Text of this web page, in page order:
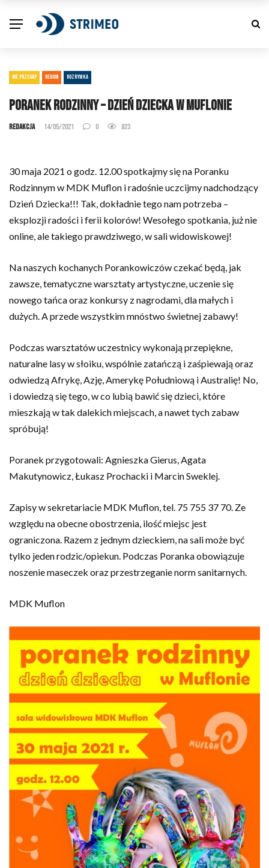
NIE PRZEGAP REGION ROZRYWKA
Poranek Rodzinny – Dzień Dziecka w Muflonie
Redakcja 14/05/2021 0 823
30 maja 2021 o godz. 12.00 spotkajmy się na Poranku
Rodzinnym w MDK Muflon i radośnie uczcijmy nadchodzący
Dzień Dziecka!!! Tak, dokładnie tego nam potrzeba –
eksplozji radości i ferii kolorów! Wesołego spotkania, już nie
online, ale takiego prawdziwego, w sali widowiskowej!
Na naszych kochanych Porankowiczów czekać będą, jak
zawsze, tematyczne warsztaty artystyczne, uczenie się
nowego tańca oraz konkursy z nagrodami, dla małych i
dużych. A przede wszystkim mnóstwo świetnej zabawy!
Podczas warsztatów uczestnicy wykonają przepiękne,
naturalne lasy w słoiku, wspólnie zatańczą i zaśpiewają oraz
odwiedzą Afrykę, Azję, Amerykę Południową i Australię! No,
i dowiedzą się tego, w co lubią bawić się dzieci, które
mieszkają w tak dalekich miejscach, a nawet tych zabaw
spróbują!
Poranek przygotowali: Agnieszka Gierus, Agata
Makutynowicz, Łukasz Prochacki i Marcin Sweklej.
Zapisy w sekretariacie MDK Muflon, tel. 75 755 37 70. Ze
względu na obecne obostrzenia, ilość miejsc jest
ograniczona. Razem z jednym dzieckiem, na sali może być
tylko jeden rodzic/opiekun. Podczas Poranka obowiązuje
noszenie maseczek oraz przestrzeganie norm sanitarnych.
MDK Muflon